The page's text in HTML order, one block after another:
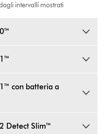
intervalli mostrati
con batteria a
Detect Slim™